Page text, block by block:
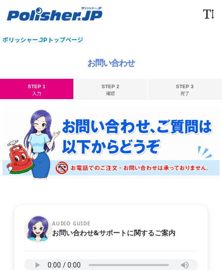
ポリッシャー.JPトップページ
お問い合わせ
STEP 1
入力
STEP 2
確認
STEP 3
完了
AUDIO GUIDE
お問い合わせ&サポートに関するご案内